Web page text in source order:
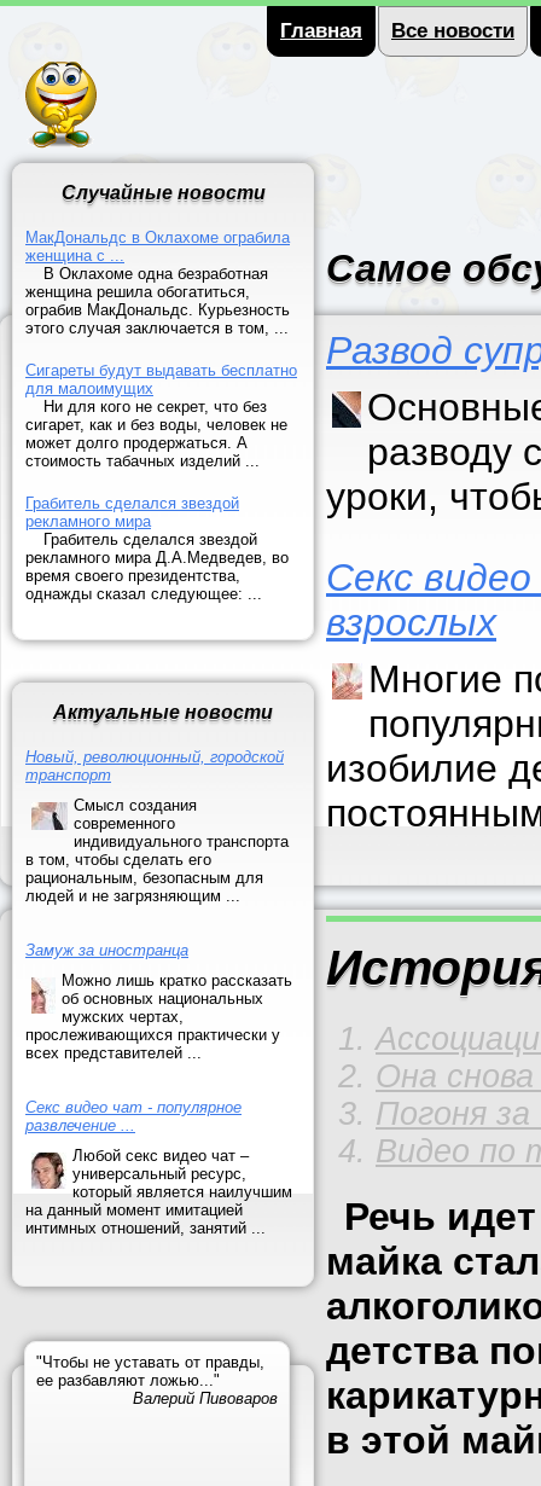
Главная Все новости
Случайные новости
МакДональдс в Оклахоме ограбила
женщина с ...
В Оклахоме одна безработная
женщина решила обогатиться,
ограбив МакДональдс. Курьезность
этого случая заключается в том, ...
Сигареты будут выдавать бесплатно
для малоимущих
Ни для кого не секрет, что без
сигарет, как и без воды, человек не
может долго продержаться. А
стоимость табачных изделий ...
Грабитель сделался звездой
рекламного мира
Грабитель сделался звездой
рекламного мира Д.А.Медведев, во
время своего президентства,
однажды сказал следующее: ...
Актуальные новости
Новый, революционный, городской
транспорт
Смысл создания
современного
индивидуального транспорта
в том, чтобы сделать его
рациональным, безопасным для
людей и не загрязняющим ...
Замуж за иностранца
Можно лишь кратко рассказать
об основных национальных
мужских чертах,
прослеживающихся практически у
всех представителей ...
Секс видео чат - популярное
развлечение ...
Любой секс видео чат –
универсальный ресурс,
который является наилучшим
на данный момент имитацией
интимных отношений, занятий ...
"Чтобы не уставать от правды,
ее разбавляют ложью..."
Валерий Пивоваров
Самое
Развод
разводу
уроки,
Секс
взрослых
Многие
изобилие
Она
Погоня
Видео по
Речь
майка
детства
в этой